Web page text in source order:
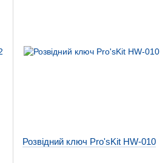
Розвідний ключ Pro'sKit HW-010